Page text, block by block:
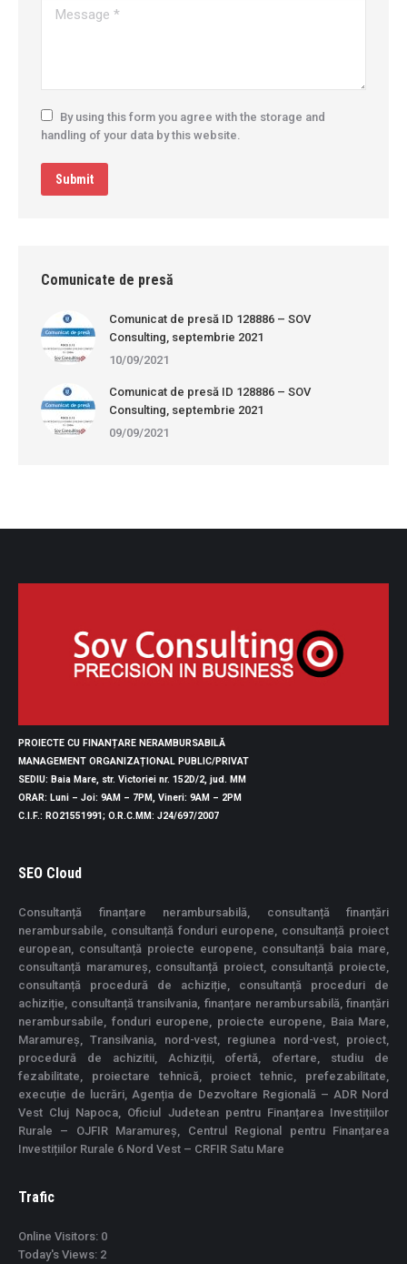
Message *
By using this form you agree with the storage and
handling of your data by this website.
Submit
Comunicate de presă
Comunicat de presă ID 128886 – SOV
Consulting, septembrie 2021
10/09/2021
Comunicat de presă ID 128886 – SOV
Consulting, septembrie 2021
09/09/2021
PROIECTE CU FINANȚARE NERAMBURSABILĂ
MANAGEMENT ORGANIZAȚIONAL PUBLIC/PRIVAT
SEDIU: Baia Mare, str. Victoriei nr. 152D/2, jud. MM
ORAR: Luni – Joi: 9AM – 7PM, Vineri: 9AM – 2PM
C.I.F.: RO21551991; O.R.C.MM: J24/697/2007
SEO Cloud
Consultanță finanțare nerambursabilă, consultanță finanțări
nerambursabile, consultanță fonduri europene, consultanță proiect
european, consultanță proiecte europene, consultanță baia mare,
consultanță maramureș, consultanță proiect, consultanță proiecte,
consultanță procedură de achiziție, consultanță proceduri de
achiziție, consultanță transilvania, finanțare nerambursabilă, finanțări
nerambursabile, fonduri europene, proiecte europene, Baia Mare,
Maramureș, Transilvania, nord-vest, regiunea nord-vest, proiect,
procedură de achizitii, Achiziții, ofertă, ofertare, studiu de
fezabilitate, proiectare tehnică, proiect tehnic, prefezabilitate,
execuție de lucrări, Agenția de Dezvoltare Regională – ADR Nord
Vest Cluj Napoca, Oficiul Judetean pentru Finanțarea Investițiilor
Rurale – OJFIR Maramureș, Centrul Regional pentru Finanțarea
Investițiilor Rurale 6 Nord Vest – CRFIR Satu Mare
Trafic
Online Visitors: 0
Today's Views: 2